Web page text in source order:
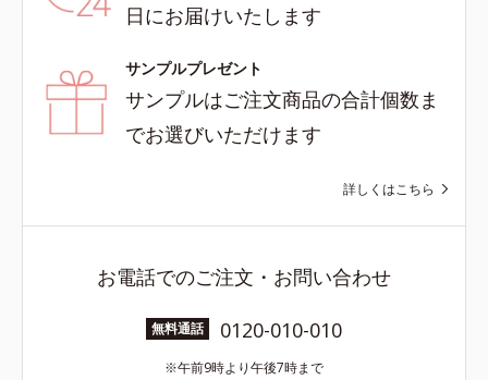
日にお届けいたします
サンプルプレゼント
サンプルはご注文商品の合計個数ま
でお選びいただけます
詳しくはこちら
お電話でのご注文・お問い合わせ
無料通話 0120-010-010
午前9時より午後7時まで